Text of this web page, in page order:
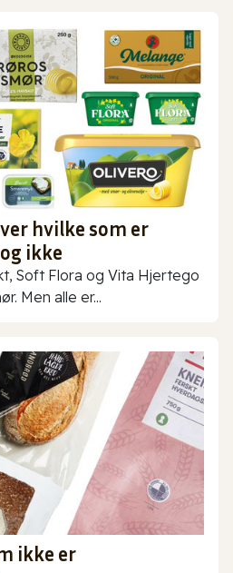
hvilke som er
ikke
Soft Flora og Vita Hjertego
Men alle er...
ikke er